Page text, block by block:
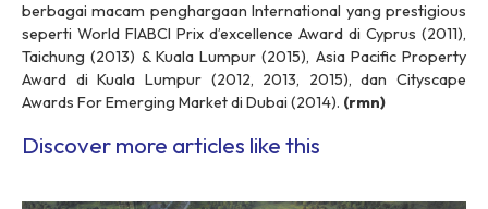
berbagai macam penghargaan International yang prestigious
seperti World FIABCI Prix d’excellence Award di Cyprus (2011),
Taichung (2013) & Kuala Lumpur (2015), Asia Pacific Property
Award di Kuala Lumpur (2012, 2013, 2015), dan Cityscape
Awards For Emerging Market di Dubai (2014). (rmn)
Discover more articles like this